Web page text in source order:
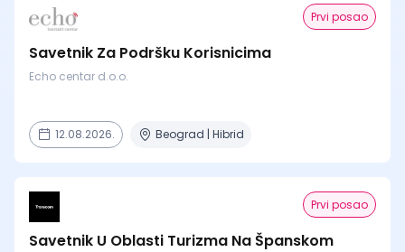
Prvi posao
Savetnik Za Podršku Korisnicima
Echo centar d.o.o.
12.08.2026. Beograd | Hibrid
Prvi posao
Savetnik U Oblasti Turizma Na Španskom